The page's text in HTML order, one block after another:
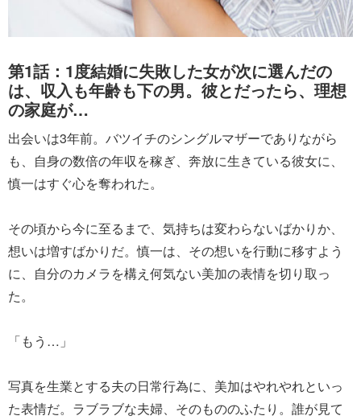
第1話：1度結婚に失敗した女が次に選んだの
は、収入も年齢も下の男。彼とだったら、理想
の家庭が…
出会いは3年前。バツイチのシングルマザーでありながら
も、自身の数倍の年収を稼ぎ、奔放に生きている彼女に、
慎一はすぐ心を奪われた。
その頃から今に至るまで、気持ちは変わらないばかりか、
想いは増すばかりだ。慎一は、その想いを行動に移すよう
に、自分のカメラを構え何気ない美加の表情を切り取っ
た。
「もう…」
写真を生業とする夫の日常行為に、美加はやれやれといっ
た表情だ。ラブラブな夫婦、そのもののふたり。誰が見て